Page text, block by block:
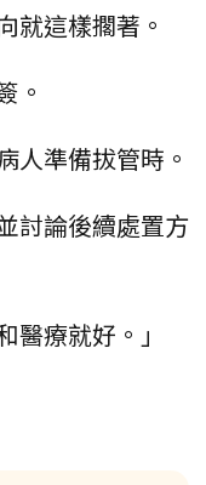
就這樣擱著。
。
人準備拔管時。
討論後續處置方
療就好。」